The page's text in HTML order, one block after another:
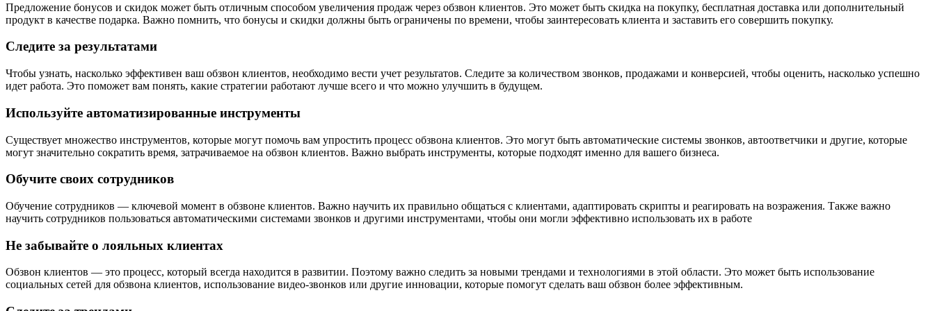
Предложение бонусов и скидок может быть отличным способом увеличения продаж через обзвон клиентов. Это может быть скидка на покупку, бесплатная доставка или дополнительный
продукт в качестве подарка. Важно помнить, что бонусы и скидки должны быть ограничены по времени, чтобы заинтересовать клиента и заставить его совершить покупку.
Следите за результатами
Чтобы узнать, насколько эффективен ваш обзвон клиентов, необходимо вести учет результатов. Следите за количеством звонков, продажами и конверсией, чтобы оценить, насколько успешно
идет работа. Это поможет вам понять, какие стратегии работают лучше всего и что можно улучшить в будущем.
Используйте автоматизированные инструменты
Существует множество инструментов, которые могут помочь вам упростить процесс обзвона клиентов. Это могут быть автоматические системы звонков, автоответчики и другие, которые
могут значительно сократить время, затрачиваемое на обзвон клиентов. Важно выбрать инструменты, которые подходят именно для вашего бизнеса.
Обучите своих сотрудников
Обучение сотрудников — ключевой момент в обзвоне клиентов. Важно научить их правильно общаться с клиентами, адаптировать скрипты и реагировать на возражения. Также важно
научить сотрудников пользоваться автоматическими системами звонков и другими инструментами, чтобы они могли эффективно использовать их в работе
Не забывайте о лояльных клиентах
Обзвон клиентов — это процесс, который всегда находится в развитии. Поэтому важно следить за новыми трендами и технологиями в этой области. Это может быть использование
социальных сетей для обзвона клиентов, использование видео-звонков или другие инновации, которые помогут сделать ваш обзвон более эффективным.